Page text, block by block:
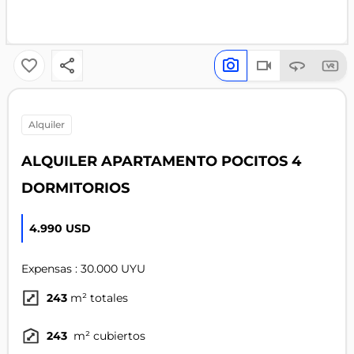
alquiler
ALQUILER APARTAMENTO POCITOS 4
DORMITORIOS
4.990 USD
Expensas : 30.000 UYU
243 m² totales
243 m² cubiertos